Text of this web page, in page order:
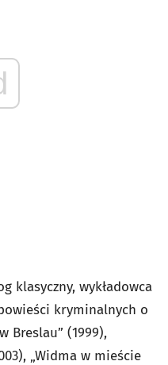
klasyczny, wykładowca
kryminalnych o
Breslau” (1999),
„Widma w mieście